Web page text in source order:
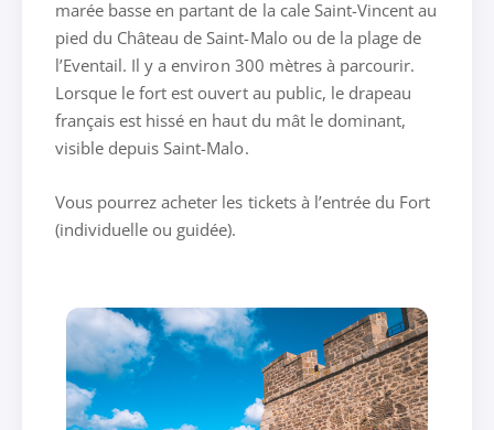
marée basse en partant de la cale Saint-Vincent au
pied du Château de Saint-Malo ou de la plage de
l’Eventail. Il y a environ 300 mètres à parcourir.
Lorsque le fort est ouvert au public, le drapeau
français est hissé en haut du mât le dominant,
visible depuis Saint-Malo.
Vous pourrez acheter les tickets à l’entrée du Fort
(individuelle ou guidée).